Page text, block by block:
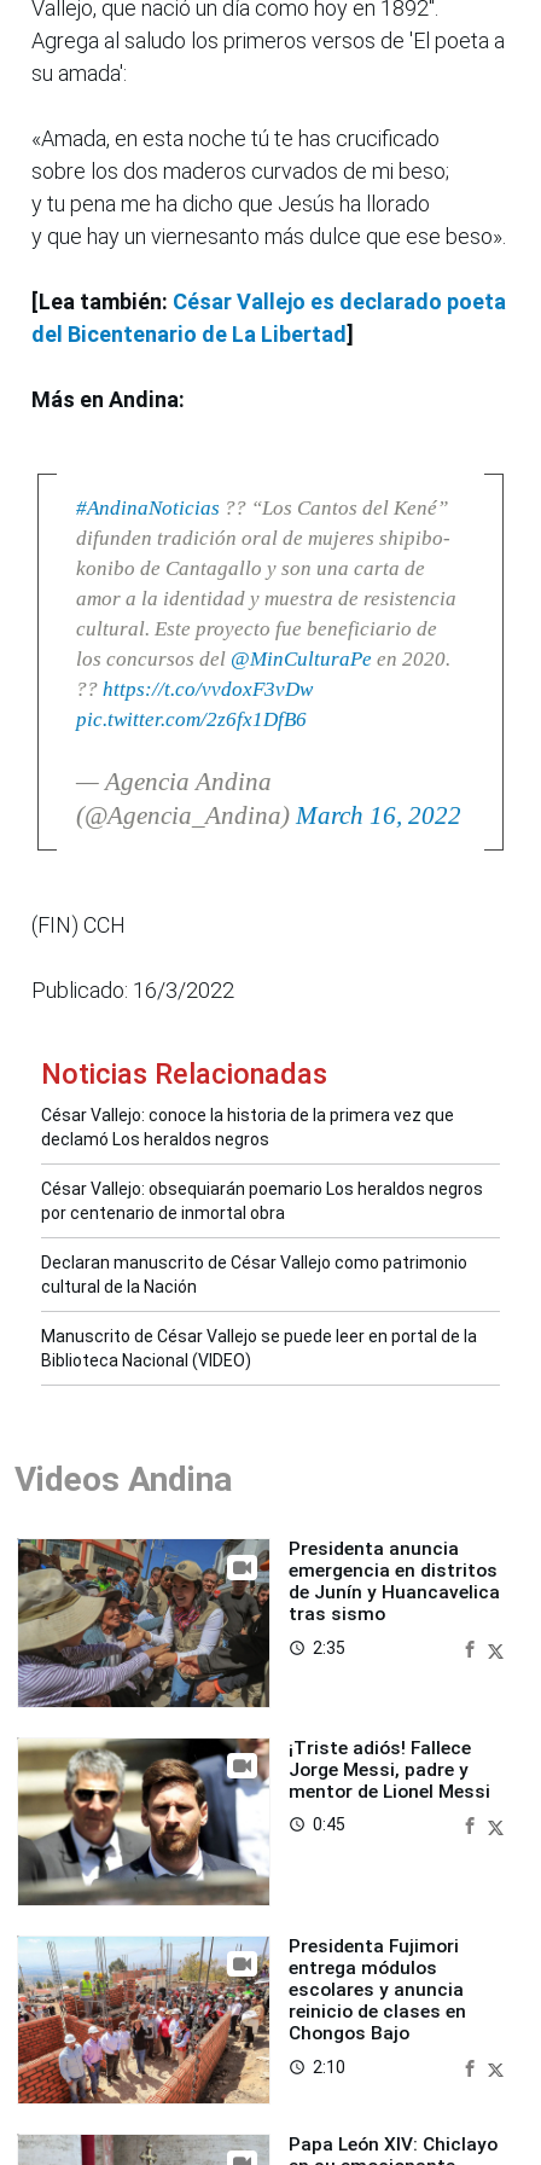
Vallejo, que nació un día como hoy en 1892".
Agrega al saludo los primeros versos de 'El poeta a
su amada':
«Amada, en esta noche tú te has crucificado
sobre los dos maderos curvados de mi beso;
y tu pena me ha dicho que Jesús ha llorado
y que hay un viernesanto más dulce que ese beso».
[Lea también: César Vallejo es declarado poeta
del Bicentenario de La Libertad]
Más en Andina:
#AndinaNoticias ?? “Los Cantos del Kené”
difunden tradición oral de mujeres shipibo-
konibo de Cantagallo y son una carta de
amor a la identidad y muestra de resistencia
cultural. Este proyecto fue beneficiario de
los concursos del @MinCulturaPeen 2020.
?? https://t.co/vvdoxF3vDw
pic.twitter.com/2z6fx1DfB6
— Agencia Andina
(@Agencia_Andina) March 16, 2022
(FIN) CCH
Publicado: 16/3/2022
Noticias Relacionadas
César Vallejo: conoce la historia de la primera vez que
declamó Los heraldos negros
César Vallejo: obsequiarán poemario Los heraldos negros
por centenario de inmortal obra
Declaran manuscrito de César Vallejo como patrimonio
cultural de la Nación
Manuscrito de César Vallejo se puede leer en portal de la
Biblioteca Nacional (VIDEO)
Videos Andina
Presidenta anuncia
emergencia en distritos
de Junín y Huancavelica
tras sismo
access_time 2:35
¡Triste adiós! Fallece
Jorge Messi, padre y
mentor de Lionel Messi
access_time 0:45
Presidenta Fujimori
entrega módulos
escolares y anuncia
reinicio de clases en
Chongos Bajo
access_time 2:10
Papa León XIV: Chiclayo